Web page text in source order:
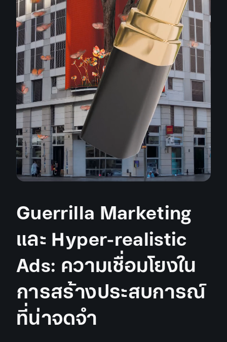
Guerrilla Marketing
และ Hyper-realistic
Ads: ความเชื่อมโยงใน
การสร้างประสบการณ์
ที่น่าจดจำ